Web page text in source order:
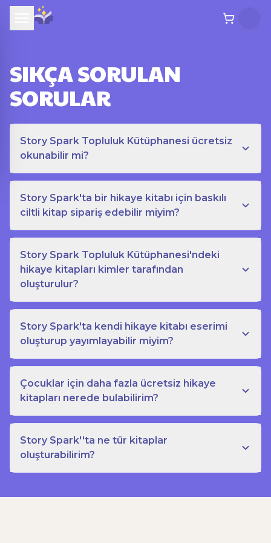
SIKÇA SORULAN
SORULAR
Story Spark Topluluk Kütüphanesi ücretsiz
okunabilir mi?
Story Spark'ta bir hikaye kitabı için baskılı
ciltli kitap sipariş edebilir miyim?
Story Spark Topluluk Kütüphanesi'ndeki
hikaye kitapları kimler tarafından
oluşturulur?
Story Spark'ta kendi hikaye kitabı eserimi
oluşturup yayımlayabilir miyim?
Çocuklar için daha fazla ücretsiz hikaye
kitapları nerede bulabilirim?
Story Spark''ta ne tür kitaplar
oluşturabilirim?